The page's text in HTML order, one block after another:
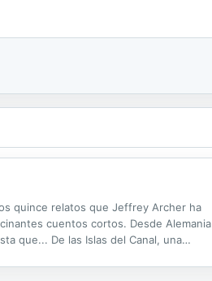
quince relatos que Jeffrey Archer ha
cuentos cortos. Desde Alemania
que... De las Islas del Canal, una